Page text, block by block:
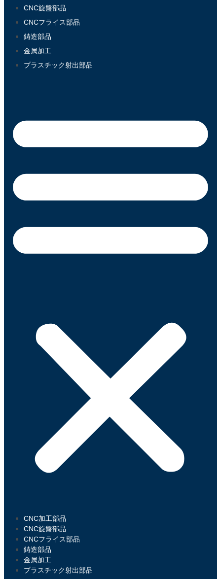
CNC旋盤部品
CNCフライス部品
鋳造部品
金属加工
プラスチック射出部品
CNC加工部品
CNC旋盤部品
CNCフライス部品
鋳造部品
金属加工
プラスチック射出部品